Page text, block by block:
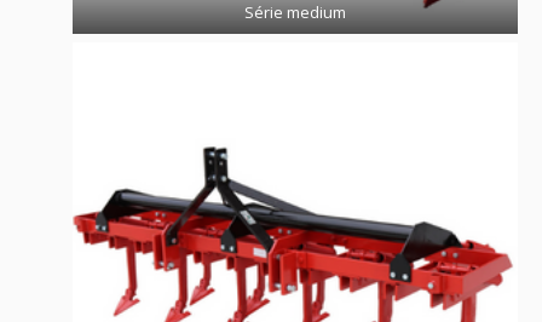
Série medium